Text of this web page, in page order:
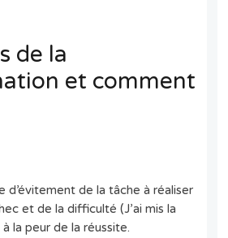
de la
et comment
d’évitement de la tâche à réaliser
et de la difficulté (J’ai mis la
la peur de la réussite.